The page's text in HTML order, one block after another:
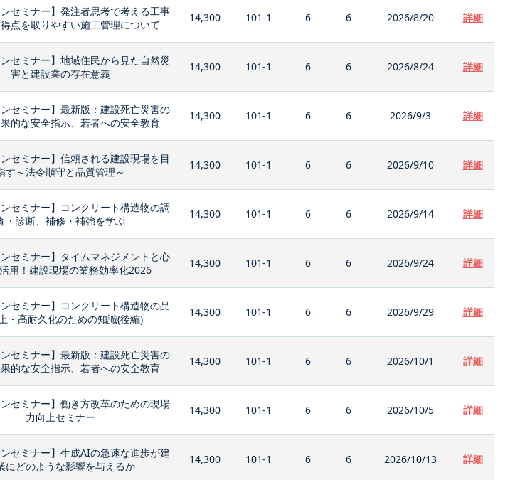
ンセミナー】発注者思考で考える工事
点を取りやすい施工管理について
14,300 101-1 6 6 2026/8/20 詳細
ンセミナー】地域住民から見た自然災
害と建設業の存在意義
14,300 101-1 6 6 2026/8/24 詳細
ンセミナー】最新版：建設死亡災害の
的な安全指示、若者への安全教育
14,300 101-1 6 6 2026/9/3 詳細
ンセミナー】信頼される建設現場を目
す～法令順守と品質管理～
14,300 101-1 6 6 2026/9/10 詳細
ンセミナー】コンクリート構造物の調
・診断、補修・補強を学ぶ
14,300 101-1 6 6 2026/9/14 詳細
ンセミナー】タイムマネジメントと心
用！建設現場の業務効率化2026
14,300 101-1 6 6 2026/9/24 詳細
ンセミナー】コンクリート構造物の品
・高耐久化のための知識(後編)
14,300 101-1 6 6 2026/9/29 詳細
ンセミナー】最新版：建設死亡災害の
的な安全指示、若者への安全教育
14,300 101-1 6 6 2026/10/1 詳細
ンセミナー】働き方改革のための現場
力向上セミナー
14,300 101-1 6 6 2026/10/5 詳細
ンセミナー】生成AIの急速な進歩が建
にどのような影響を与えるか
14,300 101-1 6 6 2026/10/13 詳細